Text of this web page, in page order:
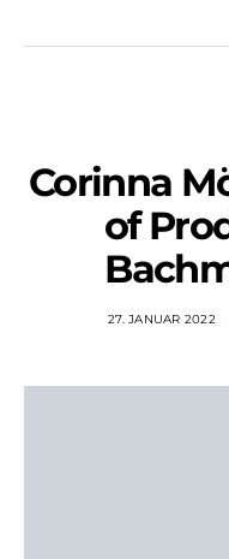
Corinna
of
27. JANUAR 2022